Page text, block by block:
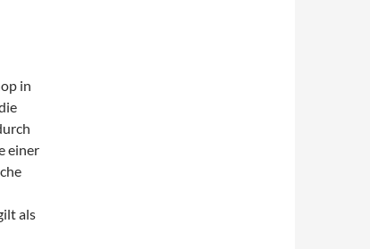
in
einer
als